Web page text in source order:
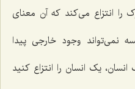
انتزاع می‌کند که آن معنای
وجود خارجی پیدا
یک انسان را انتزاع کنید